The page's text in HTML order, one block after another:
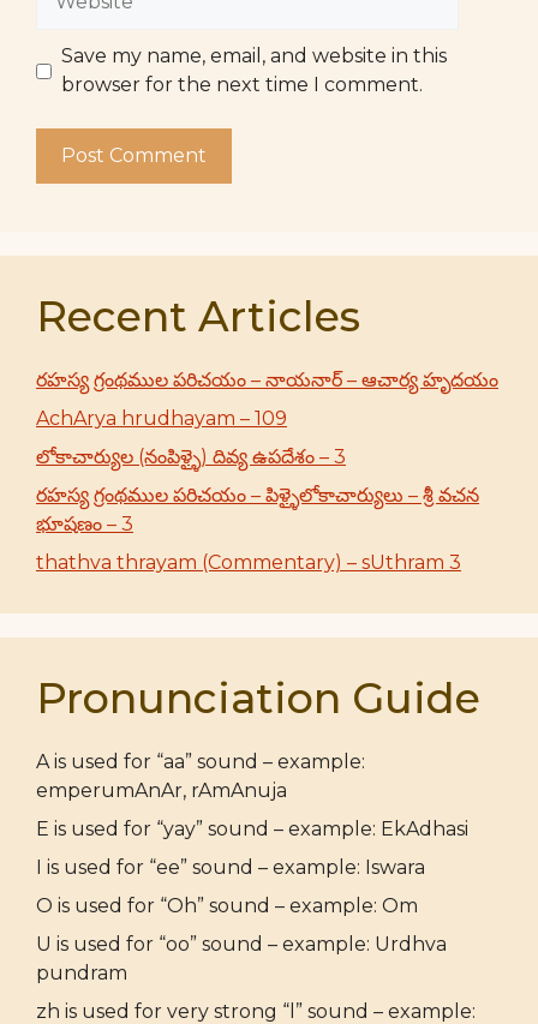
Save my name, email, and website in this
browser for the next time I comment.
Recent Articles
రహస్య గ్రంథముల పరిచయం – నాయనార్ – ఆచార్య హృదయం
AchArya hrudhayam – 109
లోకాచార్యుల (నంపిళ్ళై) దివ్య ఉపదేశం – 3
రహస్య గ్రంథముల పరిచయం – పిళ్ళైలోకాచార్యులు – శ్రీ వచన
భూషణం – 3
thathva thrayam (Commentary) – sUthram 3
Pronunciation Guide
A is used for “aa” sound – example:
emperumAnAr, rAmAnuja
E is used for “yay” sound – example: EkAdhasi
I is used for “ee” sound – example: Iswara
O is used for “Oh” sound – example: Om
U is used for “oo” sound – example: Urdhva
pundram
zh is used for very strong “l” sound – example: